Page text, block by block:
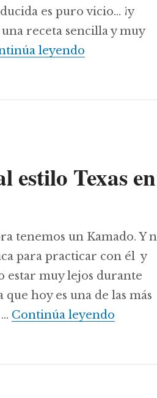
es puro vicio… ¡y
receta sencilla y muy
leyendo Lomo a la
estilo Texas en
tenemos un Kamado. Y
para practicar con él y
estar muy lejos durante
hoy es una de las más
Continúa leyendo